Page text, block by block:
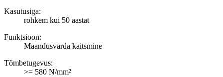
Kasutusiga:
rohkem kui 50 aastat
Funktsioon:
Maandusvarda kaitsmine
Tõmbetugevus:
>= 580 N/mm²